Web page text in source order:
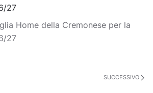
27
Home della Cremonese per la
27
SUCCESSIVO